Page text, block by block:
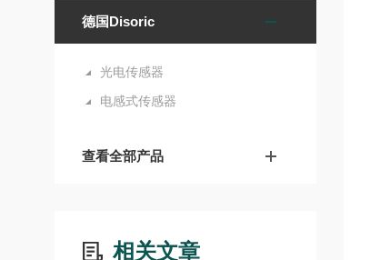
德国Disoric
光电传感器
电感式传感器
查看全部产品
相关文章